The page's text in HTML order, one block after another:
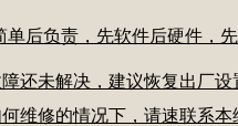
单后负责，先软件后硬件，
还未解决，建议恢复出厂
维修的情况下，请速联系